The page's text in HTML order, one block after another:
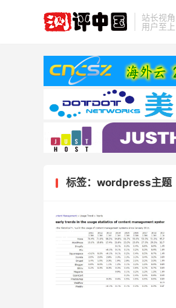
站长视角
用户至上
标签：wordpress主题